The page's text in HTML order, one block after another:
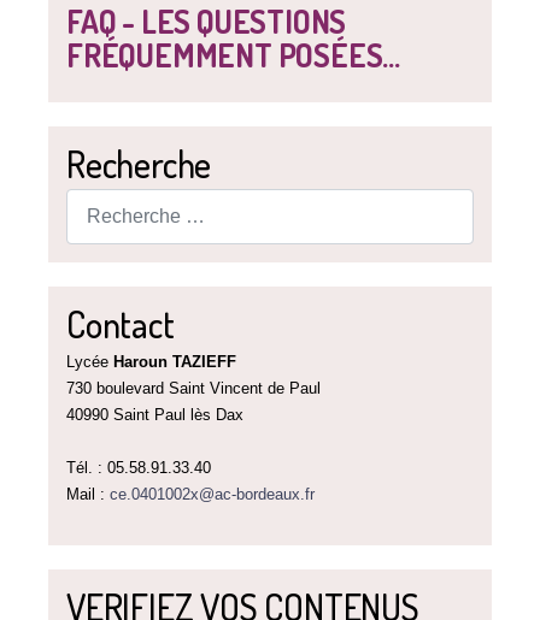
FAQ - LES QUESTIONS
FRÉQUEMMENT POSÉES...
Recherche
Contact
Lycée Haroun TAZIEFF
730 boulevard Saint Vincent de Paul
40990 Saint Paul lès Dax
Tél. : 05.58.91.33.40
Mail : ce.0401002x@ac-bordeaux.fr
VERIFIEZ VOS CONTENUS